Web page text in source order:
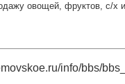
овощей, фруктов, с/
info/bbs/